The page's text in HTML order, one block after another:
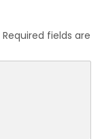
Required fields are